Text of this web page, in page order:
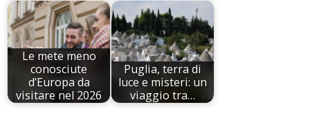
Le mete meno
conosciute
d’Europa da
visitare nel 2026
Puglia, terra di
luce e misteri: un
viaggio tra…